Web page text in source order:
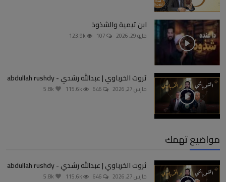
ابن تيمية والشذوذ
مايو 29, 2026
ثروت الخرباوي | عبدالله رشدي - abdullah rushdy
مارس 27, 2026
مواضيع تهمك
ثروت الخرباوي | عبدالله رشدي - abdullah rushdy
مارس 27, 2026